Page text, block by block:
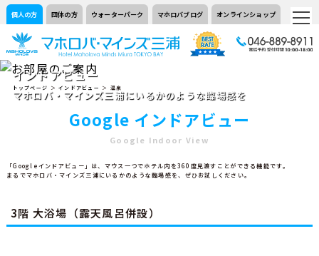
個人の方 団体の方 ウォーターパーク マホロバブログ オンラインショップ
インドアビュー
マホロバ・マインズ三浦にいるかのような臨場感を
トップページ ＞インドアビュー ＞ 温泉
Google インドアビュー
Google Indoor View
「Googleインドアビュー」は、マウス一つでホテル内を360度見渡すことができる機能です。
まるでマホロバ・マインズ三浦にいるかのような臨場感を、ぜひお試しください。
3階 大浴場（露天風呂併設）